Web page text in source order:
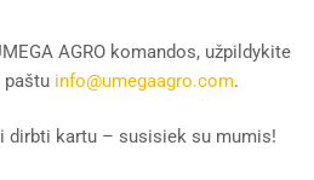
AGRO komandos, užpildykite
paštu info@umegaagro.com.
dirbti kartu – susisiek su mumis!